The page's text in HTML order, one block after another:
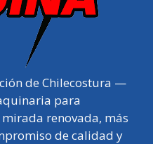
de Chilecostura —
para
renovada, más
de calidad y